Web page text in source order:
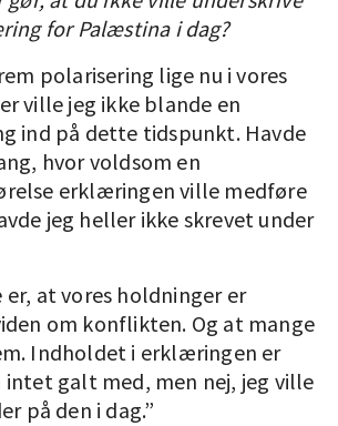
for Palæstina i dag?
polarisering lige nu i vores
ville jeg ikke blande en
ind på dette tidspunkt. Havde
hvor voldsom en
erklæringen ville medføre
jeg heller ikke skrevet under
at vores holdninger er
om konflikten. Og at mange
Indholdet i erklæringen er
intet galt med, men nej, jeg ville
på den i dag.”